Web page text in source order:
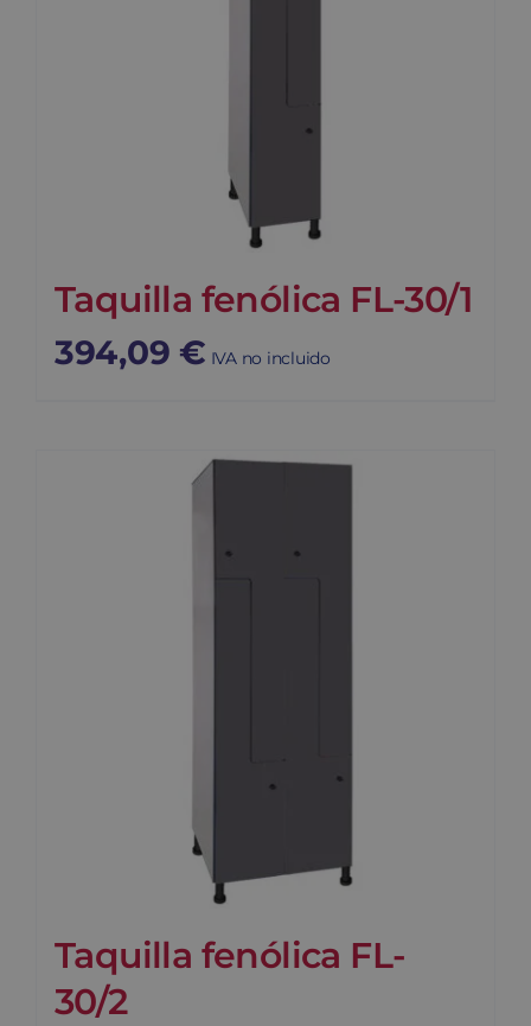
Taquilla fenólica FL-30/1
394,09 € IVA no incluido
Taquilla fenólica FL-
30/2